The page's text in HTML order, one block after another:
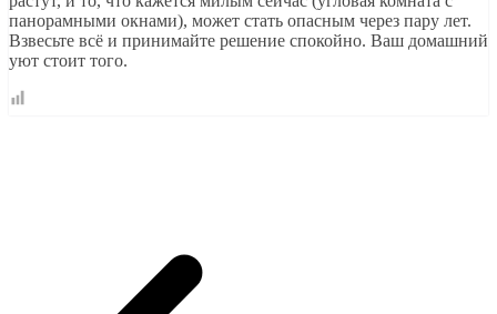
панорамными окнами), может стать опасным через пару лет.
Взвесьте всё и принимайте решение спокойно. Ваш домашний
уют стоит того.